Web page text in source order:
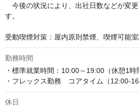
今後の状況により、出社日数などが変
す。
受動喫煙対策：屋内原則禁煙、喫煙可能
勤務時間
・標準就業時間：10:00～19:00（休憩1時
・フレックス勤務　コアタイム（12:00-
休日